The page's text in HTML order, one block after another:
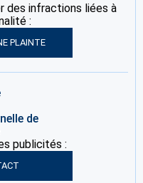
des infractions liées à
:
PLAINTE
de
publicités :